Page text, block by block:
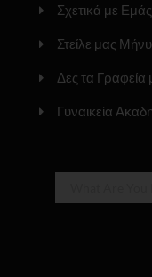
Σχετικά με Εμάς
Στείλε μας
Δες τα Γραφεία
Γυναικεία